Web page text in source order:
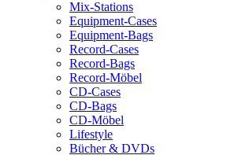
Mix-Stations
Equipment-Cases
Equipment-Bags
Record-Cases
Record-Bags
Record-Möbel
CD-Cases
CD-Bags
CD-Möbel
Lifestyle
Bücher & DVDs